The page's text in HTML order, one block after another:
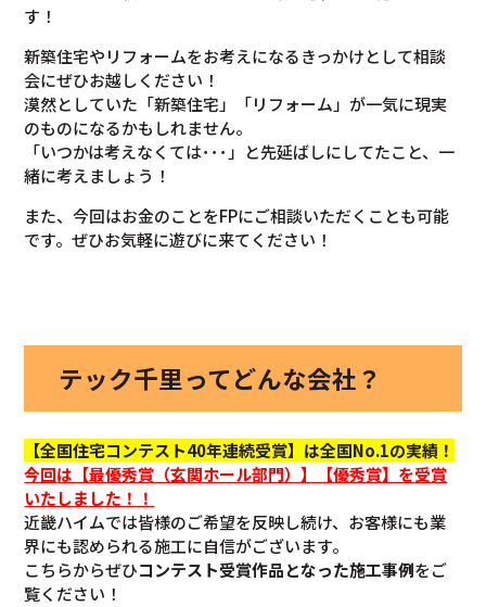
す！
新築住宅やリフォームをお考えになるきっかけとして相談
会にぜひお越しください！
漠然としていた「新築住宅」「リフォーム」が一気に現実
のものになるかもしれません。
「いつかは考えなくては･･･」と先延ばしにしてたこと、一
緒に考えましょう！
また、今回はお金のことをFPにご相談いただくことも可能
です。ぜひお気軽に遊びに来てください！
テック千里ってどんな会社？
【全国住宅コンテスト40年連続受賞】は全国No.1の実績！
今回は【最優秀賞（玄関ホール部門）】【優秀賞】を受賞
いたしました！！
近畿ハイムでは皆様のご希望を反映し続け、お客様にも業
界にも認められる施工に自信がございます。
こちらからぜひコンテスト受賞作品となった施工事例をご
覧ください！